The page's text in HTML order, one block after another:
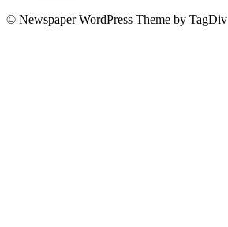
© Newspaper WordPress Theme by TagDiv